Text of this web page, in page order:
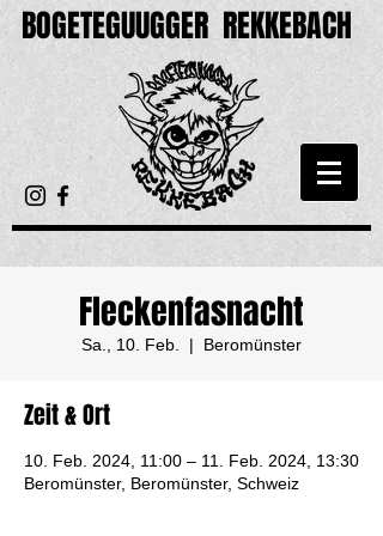
BOGETEGUUGGER REKKEBACH
Fleckenfasnacht
Sa., 10. Feb.
  |
Beromünster
Zeit & Ort
10. Feb. 2024, 11:00 – 11. Feb. 2024, 13:30
Beromünster, Beromünster, Schweiz